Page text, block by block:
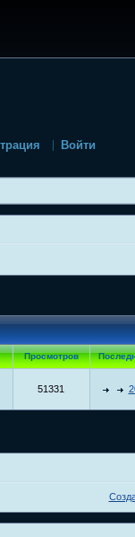
Войти
Просмотров
51331